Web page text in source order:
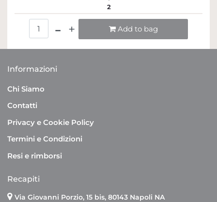
2
Add to bag
Informazioni
Chi Siamo
Contatti
Privacy e Cookie Policy
Termini e Condizioni
Resi e rimborsi
Recapiti
Via Giovanni Porzio, 15 bis, 80143 Napoli NA